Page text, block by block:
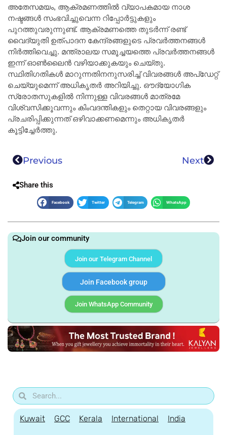
അതേസമയം, ആക്രമണത്തിൽ വ്യാപകമായ നാശ
നഷ്ടങ്ങൾ സംഭവിച്ചുവെന്ന റിപ്പോർട്ടുകളും
പുറത്തുവരുന്നുണ്ട്. ആക്രമണത്തെ തുടർന്ന് രണ്ട്
വൈദ്യുതി ഉത്പാദന കേന്ദ്രങ്ങളുടെ പ്രവർത്തനങ്ങൾ
നിർത്തിവെച്ചു. മന്ത്രാലയ സമൂച്ചയത്തെ പ്രവർത്തനങ്ങൾ
ഇന്ന് ഓൺലൈൻ വഴിയാക്കുകയും ചെയ്തു.
സ്ഥിതിഗതികൾ മാറുന്നതിനനുസരിച്ച് വിവരങ്ങൾ അപ്‌ഡേറ്റ്
ചെയ്യുമെന്ന് അധികൃതർ അറിയിച്ചു. ഔദ്യോഗിക
സ്രോതസുകളിൽ നിന്നുള്ള വിവരങ്ങൾ മാത്രമേ
വിശ്വസിക്കൂവന്നും കിംവദന്തികളും തെറ്റായ വിവരങ്ങളും
പ്രചരിപ്പിക്കുന്നത് ഒഴിവാക്കണമെന്നും അധികൃതർ
കൂട്ടിച്ചേർത്തു.
Previous Next
Share this
Facebook Twitter Telegram WhatsApp
Join our community
Join our Telegram Channel
Join Facebook group
Join WhatsApp Community
Kuwait GCC Kerala International India